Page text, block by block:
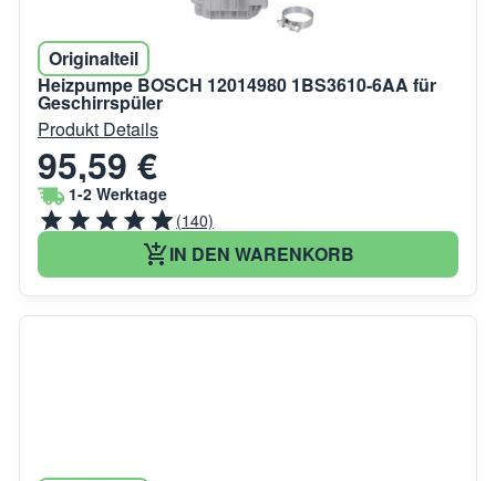
Originalteil
Heizpumpe BOSCH 12014980 1BS3610-6AA für
Geschirrspüler
Produkt Details
95,59 €
1-2 Werktage
(140)
IN DEN WARENKORB